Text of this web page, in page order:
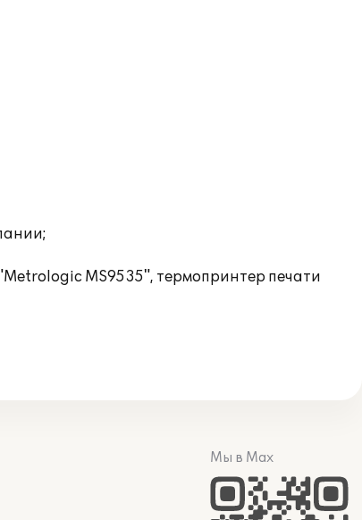
MS9535", термопринтер печати
Мы в Max